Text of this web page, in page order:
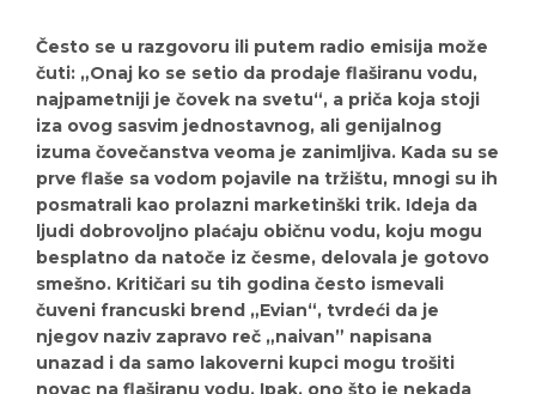
Često se u razgovoru ili putem radio emisija može
čuti: „Onaj ko se setio da prodaje flaširanu vodu,
najpametniji je čovek na svetu“, a priča koja stoji
iza ovog sasvim jednostavnog, ali genijalnog
izuma čovečanstva veoma je zanimljiva. Kada su se
prve flaše sa vodom pojavile na tržištu, mnogi su ih
posmatrali kao prolazni marketinški trik. Ideja da
ljudi dobrovoljno plaćaju običnu vodu, koju mogu
besplatno da natoče iz česme, delovala je gotovo
smešno. Kritičari su tih godina često ismevali
čuveni francuski brend „Evian“, tvrdeći da je
njegov naziv zapravo reč „naivan” napisana
unazad i da samo lakoverni kupci mogu trošiti
novac na flaširanu vodu. Ipak, ono što je nekada